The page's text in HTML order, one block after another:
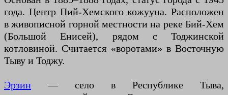
года. Центр Пий-Хемского кожууна. Расположен
в живописной горной местности на реке Бий-Хем
(Большой Енисей), рядом с Тоджинской
котловиной. Считается «воротами» в Восточную
Тыву и Тоджу.
Эрзин — село в Республике Тыва,